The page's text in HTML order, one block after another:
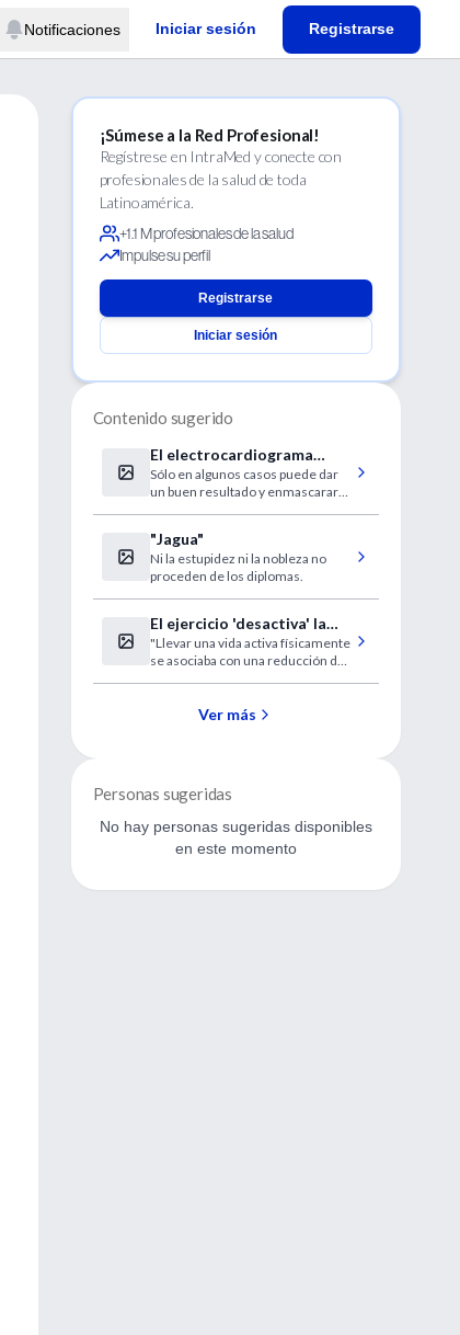
Notificaciones Iniciar sesión Registrarse
¡Súmese a la Red Profesional!
Regístrese en IntraMed y conecte con
profesionales de la salud de toda
Latinoamérica.
+1.1 M profesionales de la salud
Impulse su perfil
Registrarse
Iniciar sesión
Contenido sugerido
El electrocardiograma
podría ocultar algunas
enfermedades
Sólo en algunos casos puede dar
un buen resultado y enmascarar
"Jagua"
Ni la estupidez ni la nobleza no
proceden de los diplomas.
El ejercicio 'desactiva' la
predisposición genética a la
obesidad
"Llevar una vida activa físicamente
se asociaba con una reducción del
Ver más
Personas sugeridas
No hay personas sugeridas disponibles
en este momento